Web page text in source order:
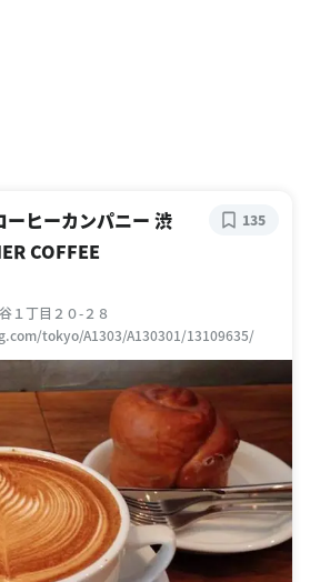
ーヒーカンパニー 渋
COFFEE
１丁目２０-２８
tokyo/A1303/A130301/13109635/
135